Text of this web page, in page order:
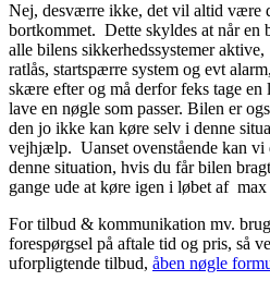
Nej, desværre ikke, det vil altid være
bortkommet. Dette skyldes at når en
alle bilens sikkerhedssystemer
ratlås, startspærre system og evt
skære efter og må derfor feks tage
lave en nøgle som passer. Bilen er
den jo ikke kan køre selv i denne
vejhjælp. Uanset ovenstående kan vi
denne situation, hvis du får bilen
gange ude at køre igen i løbet af max
For tilbud & kommunikation mv.
forespørgsel på aftale tid og pris, så
uforpligtende tilbud, åben nøgle